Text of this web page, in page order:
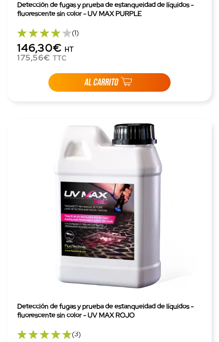
Detección de fugas y prueba de estanqueidad de líquidos -
fluorescente sin color - UV MAX PURPLE
(1)
146,30€ HT
175,56€ TTC
AL CARRITO
Detección de fugas y prueba de estanqueidad de líquidos -
fluorescente sin color - UV MAX ROJO
(3)